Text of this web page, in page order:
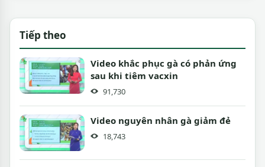
Tiếp theo
Video khắc phục gà có phản ứng
sau khi tiêm vacxin
91,730
Video nguyên nhân gà giảm đẻ
18,743